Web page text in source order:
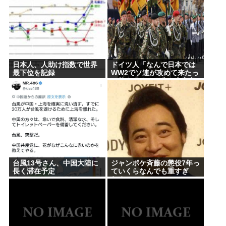
日本人、人助け指数で世界
最下位を記録
ドイツ人「なんで日本では
WW2でソ連が攻めて来たっ
て教えてるの？先に中立条
約を無視してソ連に侵略し
たのは日本でしょ
台風13号さん、中国大陸に
長く滞在予定
ジャンポケ斉藤の懲役7年っ
ていくらなんでも重すぎ
ね？